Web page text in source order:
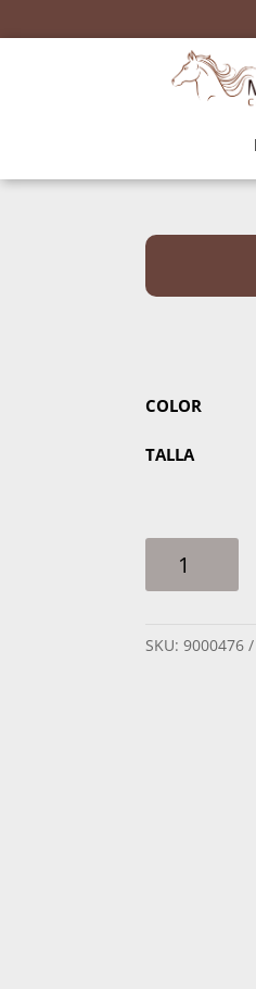
COLOR
TALLA
HOMBRE
TEXAS
SKU:9000476